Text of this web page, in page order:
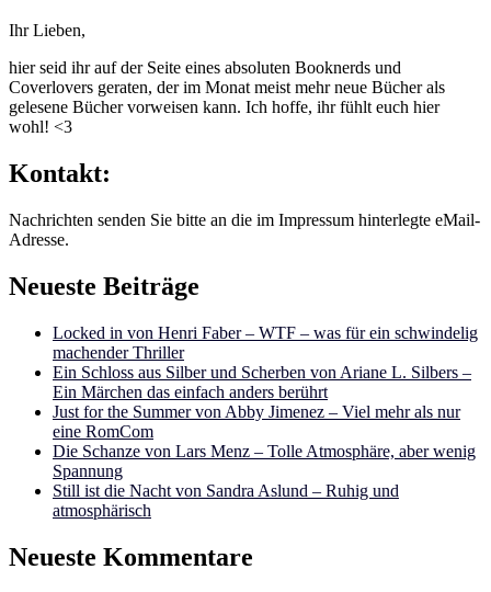
Ihr Lieben,
hier seid ihr auf der Seite eines absoluten Booknerds und
Coverlovers geraten, der im Monat meist mehr neue Bücher als
gelesene Bücher vorweisen kann. Ich hoffe, ihr fühlt euch hier
wohl! <3
Kontakt:
Nachrichten senden Sie bitte an die im Impressum hinterlegte eMail-
Adresse.
Neueste Beiträge
Locked in von Henri Faber – WTF – was für ein schwindelig
machender Thriller
Ein Schloss aus Silber und Scherben von Ariane L. Silbers –
Ein Märchen das einfach anders berührt
Just for the Summer von Abby Jimenez – Viel mehr als nur
eine RomCom
Die Schanze von Lars Menz – Tolle Atmosphäre, aber wenig
Spannung
Still ist die Nacht von Sandra Aslund – Ruhig und
atmosphärisch
Neueste Kommentare